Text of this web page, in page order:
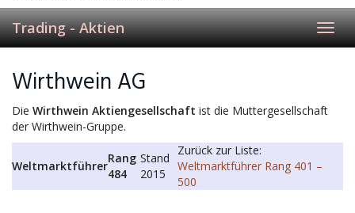
Trading - Aktien
Wirthwein AG
Die Wirthwein Aktiengesellschaft ist die Muttergesellschaft
der Wirthwein-Gruppe.
Weltmarktführer
Rang
484
Stand
2015
Zurück zur Liste:
Weltmarktführer Rang 401 –
500